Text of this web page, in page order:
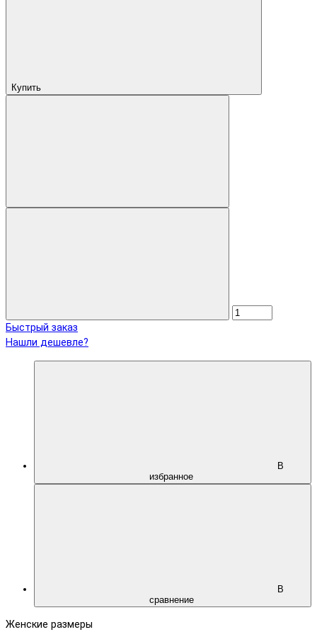
Купить
Быстрый заказ
Нашли дешевле?
В
избранное
В
сравнение
Женские размеры